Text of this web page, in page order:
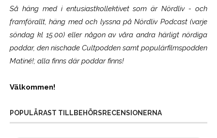
Så häng med i entusiastkollektivet som ärNördliv- och
framförallt, häng med och lyssna på Nördliv Podcast (varje
söndag kl 15.00) eller någon av våra andra härligt nördiga
poddar, den nischade Cultpodden samt populärfilmspodden
Matiné!; alla finns där poddar finns!
Välkommen!
POPULÄRAST TILLBEHÖRSRECENSIONERNA